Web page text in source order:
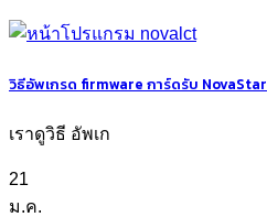
วิธีอัพเกรด firmware การ์ดรับ NovaStar
เราดูวิธี อัพเก
21
ม.ค.